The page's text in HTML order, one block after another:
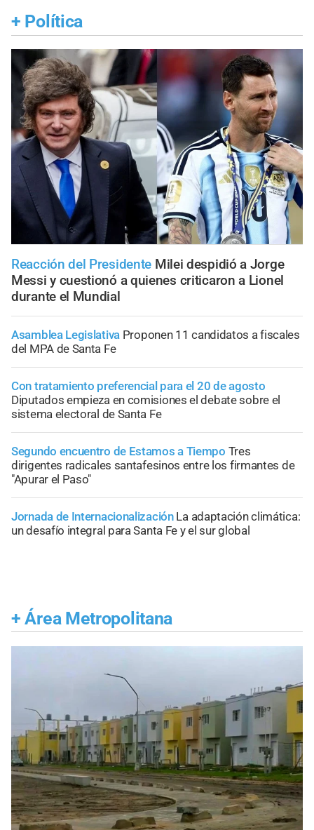
+ Política
Reacción del Presidente Milei despidió a Jorge
Messi y cuestionó a quienes criticaron a Lionel
durante el Mundial
Asamblea Legislativa Proponen 11 candidatos a fiscales
del MPA de Santa Fe
Con tratamiento preferencial para el 20 de agosto
Diputados empieza en comisiones el debate sobre el
sistema electoral de Santa Fe
Segundo encuentro de Estamos a Tiempo Tres
dirigentes radicales santafesinos entre los firmantes de
"Apurar el Paso"
Jornada de Internacionalización La adaptación climática:
un desafío integral para Santa Fe y el sur global
+ Área Metropolitana